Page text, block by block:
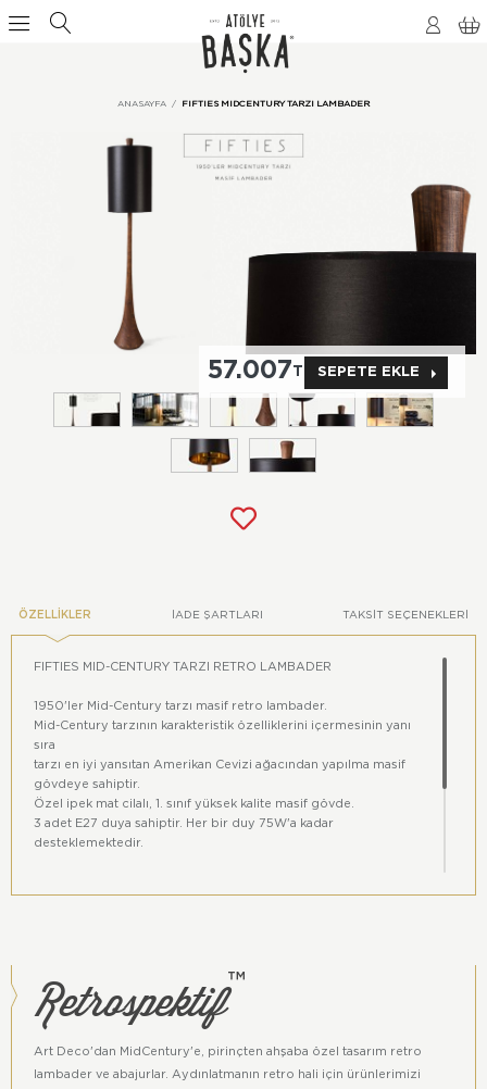
ANASAYFA FIFTIES MIDCENTURY TARZI LAMBADER
57.007TL SEPETE EKLE
ÖZELLIKLER İADE ŞARTLARI TAKSIT SEÇENEKLERI
FIFTIES MID-CENTURY TARZI RETRO LAMBADER
1950'ler Mid-Century tarzı masif retro lambader.
Mid-Century tarzının karakteristik özelliklerini içermesinin yanı
sıra
tarzı en iyi yansıtan Amerikan Cevizi ağacından yapılma masif
gövdeye sahiptir.
Özel ipek mat cilalı, 1. sınıf yüksek kalite masif gövde.
3 adet E27 duya sahiptir. Her bir duy 75W'a kadar
desteklemektedir.
Bu ürün Retrospektif™ grubu ürünüdür.
Tüm hakları Atölye Başka'ya aittir.
Retrospektif™
Art Deco'dan MidCentury'e, pirinçten ahşaba özel tasarım retro
lambader ve abajurlar. Aydınlatmanın retro hali için ürünlerimizi